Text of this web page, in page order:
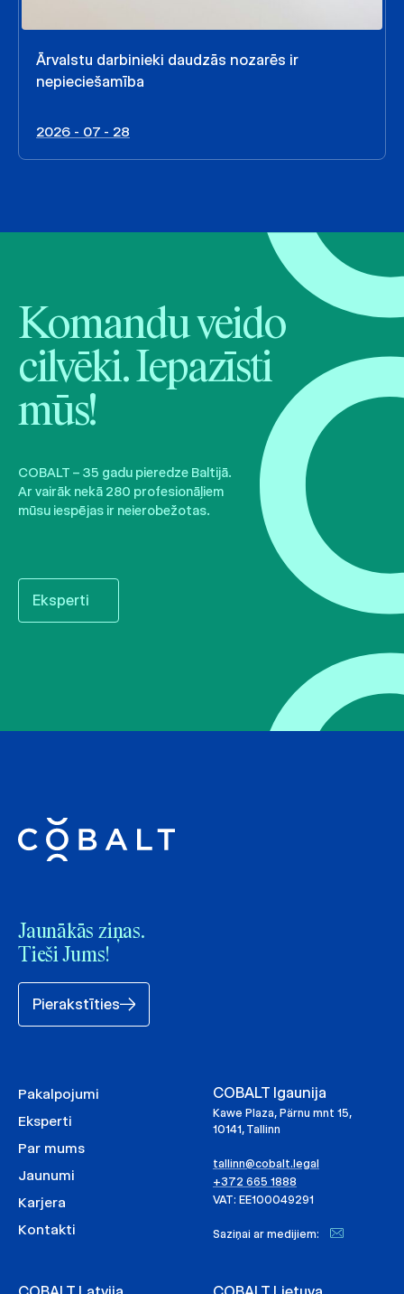
Ārvalstu darbinieki daudzās nozarēs ir
nepieciešamība
2026 - 07 - 28
Komandu veido
cilvēki. Iepazīsti
mūs!
COBALT – 35 gadu pieredze Baltijā.
Ar vairāk nekā 280 profesionāļiem
mūsu iespējas ir neierobežotas.
Eksperti
Jaunākās ziņas.
Tieši Jums!
Pierakstīties
Pakalpojumi
Eksperti
Par mums
Jaunumi
Karjera
Kontakti
COBALT Igaunija
Kawe Plaza, Pärnu mnt 15,
10141, Tallinn
tallinn@cobalt.legal
+372 665 1888
VAT: EE100049291
Saziņai ar medijiem: